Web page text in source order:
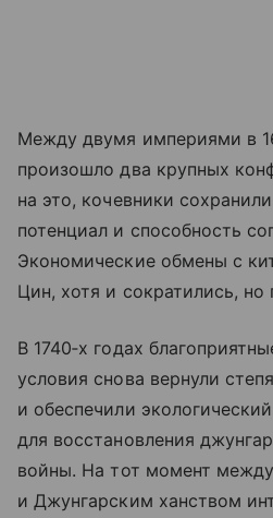
Между двумя империями в
произошло два крупных
на это, кочевники
потенциал и способность
Экономические обмены с
Цин, хотя и сократились,
В 1740‑х годах
условия снова вернули
и обеспечили
для восстановления
войны. На тот момент
и Джунгарским ханством